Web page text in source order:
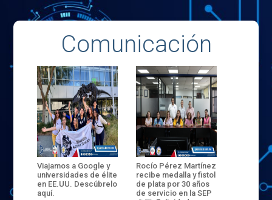
Comunicación
Viajamos a Google y
universidades de élite
en EE.UU. Descúbrelo
aquí.
Rocío Pérez Martínez
recibe medalla y fistol
de plata por 30 años
de servicio en la SEP
ENECB-
del
batalla.